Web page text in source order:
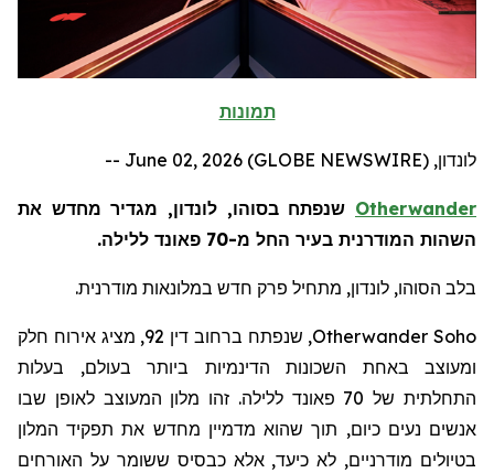
תמונות
לונדון, June 02, 2026 (GLOBE NEWSWIRE) --
Otherwander שנפתח בסוהו, לונדון, מגדיר מחדש את
השהות המודרנית בעיר החל מ-70 פאונד ללילה.
בלב הסוהו, לונדון, מתחיל פרק חדש במלונאות מודרנית.
Otherwander Soho
, שנפתח ברחוב דין 92, מציג אירוח חלק
ומעוצב באחת השכונות הדינמיות ביותר בעולם, בעלות
התחלתית של 70 פאונד ללילה. זהו מלון המעוצב לאופן שבו
אנשים נעים כיום, תוך שהוא מדמיין מחדש את תפקיד המלון
בטיולים מודרניים, לא כיעד, אלא כבסיס ששומר על האורחים